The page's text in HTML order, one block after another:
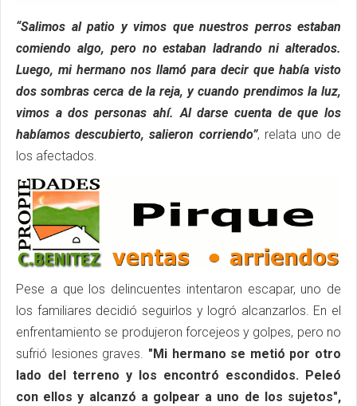
“Salimos al patio y vimos que nuestros perros estaban
comiendo algo, pero no estaban ladrando ni alterados.
Luego, mi hermano nos llamó para decir que había visto
dos sombras cerca de la reja, y cuando prendimos la luz,
vimos a dos personas ahí. Al darse cuenta de que los
habíamos descubierto, salieron corriendo”, relata uno de
los afectados.
Pese a que los delincuentes intentaron escapar, uno de
los familiares decidió seguirlos y logró alcanzarlos. En el
enfrentamiento se produjeron forcejeos y golpes, pero no
sufrió lesiones graves. "Mi hermano se metió por otro
lado del terreno y los encontró escondidos. Peleó
con ellos y alcanzó a golpear a uno de los sujetos",